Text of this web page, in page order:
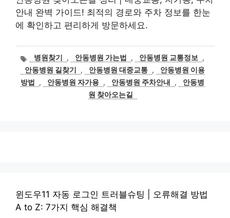
안내 완벽 가이드! 최적의 경로와 주차 정보를 한눈
에 확인하고 편리하게 방문하세요.
태
그
병원찾기 , 안동병원 가는법 , 안동병원 교통정보
,
안동병원 길찾기
, 안동병원 대중교통 ,
안동병원 이용
방법
, 안동병원 자가용 , 안동병원 주차안내 ,
안동병
원 찾아오는길
윈도우11 자동 로그인 트러블슈팅 | 오류해결 방법
A to Z: 7가지 핵심 해결책